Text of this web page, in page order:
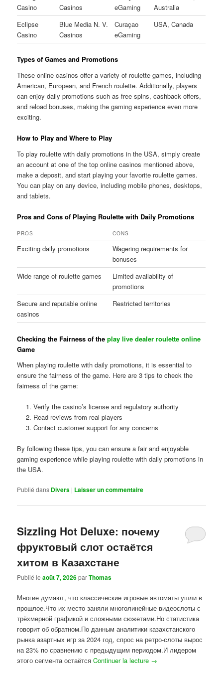
Casino
Casinos
eGaming
Australia
Eclipse
Casino
Blue Media N. V.
Casinos
Curaçao
eGaming
USA, Canada
Types of Games and Promotions
These online casinos offer a variety of roulette games, including
American, European, and French roulette. Additionally, players
can enjoy daily promotions such as free spins, cashback offers,
and reload bonuses, making the gaming experience even more
exciting.
How to Play and Where to Play
To play roulette with daily promotions in the USA, simply create
an account at one of the top online casinos mentioned above,
make a deposit, and start playing your favorite roulette games.
You can play on any device, including mobile phones, desktops,
and tablets.
Pros and Cons of Playing Roulette with Daily Promotions
PROS CONS
Exciting daily promotions
Wagering requirements for
bonuses
Wide range of roulette games
Limited availability of
promotions
Secure and reputable online
casinos
Restricted territories
Checking the Fairness of theplay live dealer roulette online
Game
When playing roulette with daily promotions, it is essential to
ensure the fairness of the game. Here are 3 tips to check the
fairness of the game:
Verify the casino’s license and regulatory authority
Read reviews from real players
Contact customer support for any concerns
By following these tips, you can ensure a fair and enjoyable
gaming experience while playing roulette with daily promotions in
the USA.
Publié dans Divers | Laisser un commentaire
Sizzling Hot Deluxe: почему
фруктовый слот остаётся
хитом в Казахстане
Publié leaoût 7, 2026parThomas
Многие думают, что классические игровые автоматы ушли в
прошлое.Что их место заняли многолинейные видеослоты с
трёхмерной графикой и сложными сюжетами.Но статистика
говорит об обратном.По данным аналитики казахстанского
рынка азартных игр за 2024 год, спрос на ретро-слоты вырос
на 23% по сравнению с предыдущим периодом.И лидером
этого сегмента остаётсяContinuer la lecture →